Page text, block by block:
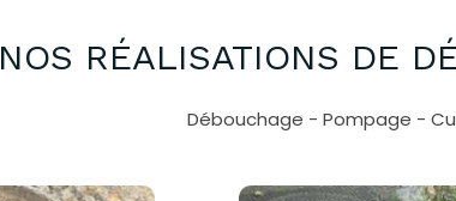
NOS RÉALISATIONS DE
Débouchage - Pompage -